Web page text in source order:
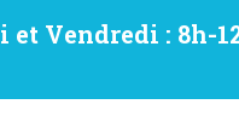
Vendredi : 8h-